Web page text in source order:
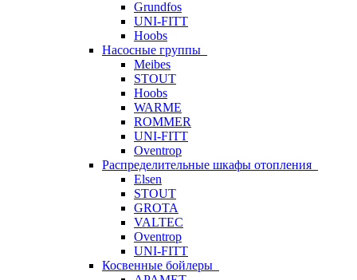
Grundfos
UNI-FITT
Hoobs
Насосные группы
Meibes
STOUT
Hoobs
WARME
ROMMER
UNI-FITT
Oventrop
Распределительные шкафы отопления
Elsen
STOUT
GROTA
VALTEC
Oventrop
UNI-FITT
Косвенные бойлеры